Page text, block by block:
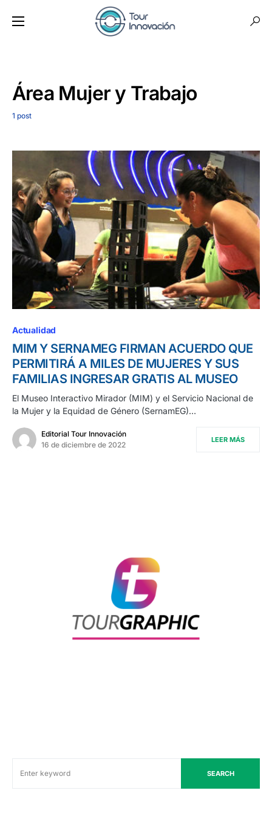
Área Mujer y Trabajo
1 post
Actualidad
MIM Y SERNAMEG FIRMAN ACUERDO QUE
PERMITIRÁ A MILES DE MUJERES Y SUS
FAMILIAS INGRESAR GRATIS AL MUSEO
El Museo Interactivo Mirador (MIM) y el Servicio Nacional de
la Mujer y la Equidad de Género (SernamEG)…
Editorial Tour Innovación
16 de diciembre de 2022
LEER MÁS
SEARCH